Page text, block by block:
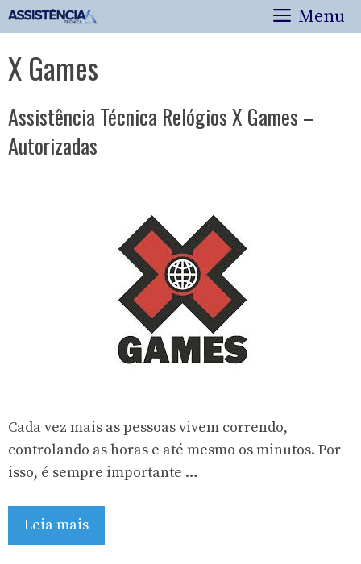
Pular
para
conteúdo
Menu
X Games
Assistência Técnica Relógios X Games –
Autorizadas
Cada vez mais as pessoas vivem correndo,
controlando as horas e até mesmo os minutos. Por
isso, é sempre importante …
Leia mais